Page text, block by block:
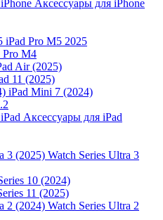
Аксессуары для iPhone
iPad Pro M5 2025
Pro M4
Air (2025)
11 (2025)
iPad Mini 7 (2024)
Аксессуары для iPad
Watch Series Ultra 3
10 (2024)
11 (2025)
Watch Series Ultra 2